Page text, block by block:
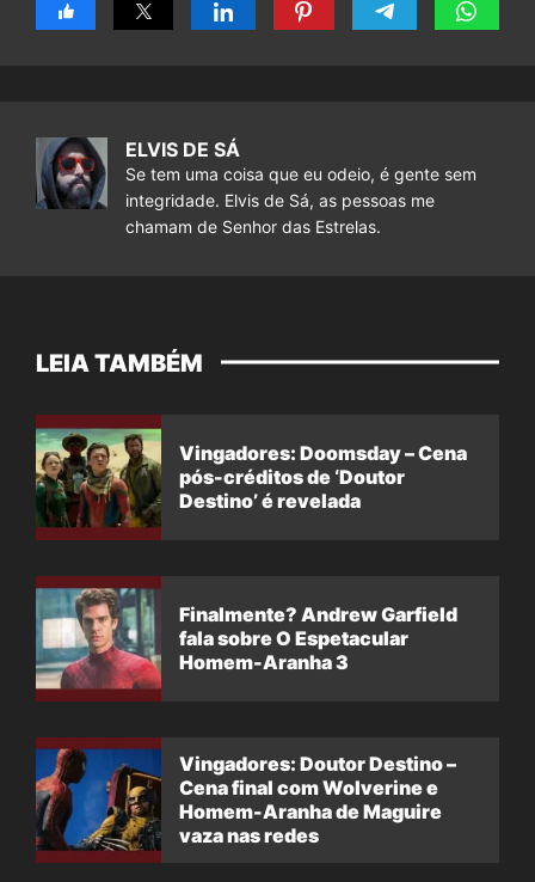
ELVIS DE SÁ
Se tem uma coisa que eu odeio, é gente sem
integridade. Elvis de Sá, as pessoas me
chamam de Senhor das Estrelas.
LEIA TAMBÉM
Vingadores: Doomsday – Cena
pós-créditos de ‘Doutor
Destino’ é revelada
Finalmente? Andrew Garfield
fala sobre O Espetacular
Homem-Aranha 3
Vingadores: Doutor Destino –
Cena final com Wolverine e
Homem-Aranha de Maguire
vaza nas redes